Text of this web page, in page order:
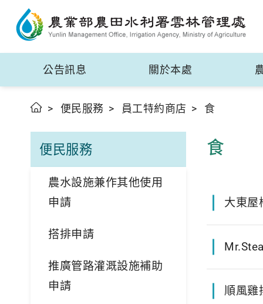
公告訊息 關於本處
便民服務 員工特約商店 食
便民服務
農水設施兼作其他使用
申請
搭排申請
推廣管路灌溉設施補助
申請
食
大東屋
順風雞